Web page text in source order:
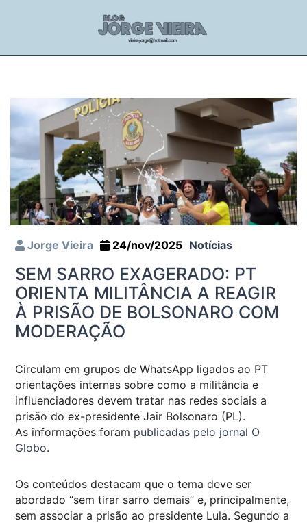
Jorge Vieira 24/nov/2025 Notícias
SEM SARRO EXAGERADO: PT
ORIENTA MILITÂNCIA A REAGIR
À PRISÃO DE BOLSONARO COM
MODERAÇÃO
Circulam em grupos de WhatsApp ligados ao PT
orientações internas sobre como a militância e
influenciadores devem tratar nas redes sociais a
prisão do ex-presidente Jair Bolsonaro (PL).
As informações foram publicadas pelo jornal O
Globo.
Os conteúdos destacam que o tema deve ser
abordado “sem tirar sarro demais” e, principalmente,
sem associar a prisão ao presidente Lula. Segundo a